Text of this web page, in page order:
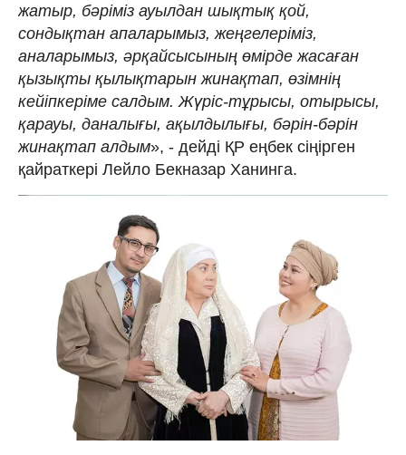
жатыр, бәріміз ауылдан шықтық қой,
сондықтан апаларымыз, жеңгелеріміз,
аналарымыз, әрқайсысының өмірде жасаған
қызықты қылықтарын жинақтап, өзімнің
кейіпкеріме салдым. Жүріс-тұрысы, отырысы,
қарауы, даналығы, ақылдылығы, бәрін-бәрін
жинақтап алдым», - дейді ҚР еңбек сіңірген
қайраткері Лейло Бекназар Ханинга.